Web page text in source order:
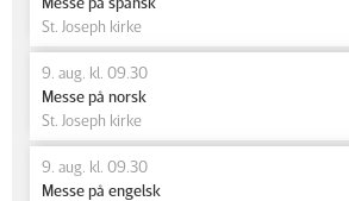
St. Joseph kirke
9. aug. kl. 09.30
Messe på norsk
St. Joseph kirke
9. aug. kl. 09.30
Messe på engelsk